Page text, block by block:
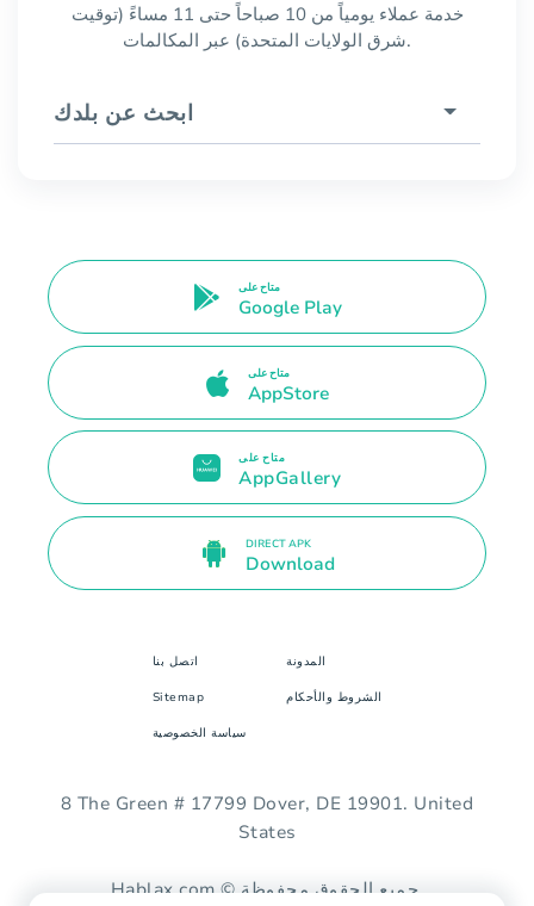
خدمة عملاء يومياً من 10 صباحاً حتى 11 مساءً (توقيت
شرق الولايات المتحدة) عبر المكالمات.
ابحث عن بلدك
متاح على
Google Play
متاح على
AppStore
متاح على
AppGallery
DIRECT APK
Download
اتصل بنا المدونة
Sitemap الشروط والأحكام
سياسة الخصوصية
8 The Green # 17799 Dover, DE 19901. United
States